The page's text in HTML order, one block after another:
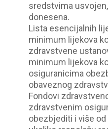
sredstvima
donesena.
Lista esencijalnih
minimum lijekova
zdravstvene
minimum lijekova
osiguranicima
obaveznog
Fondovi
zdravstvenim
obezbjediti i više